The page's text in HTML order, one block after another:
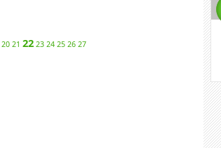
20 21 22 23 24 25 26 27